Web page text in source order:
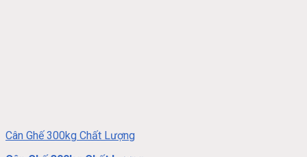
Cân Ghế 300kg Chất Lượng